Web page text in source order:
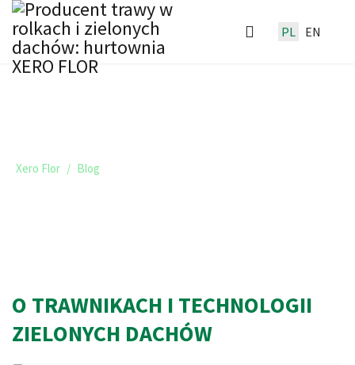
PL EN
Xero Flor Blog
O TRAWNIKACH I TECHNOLOGII
ZIELONYCH DACHÓW